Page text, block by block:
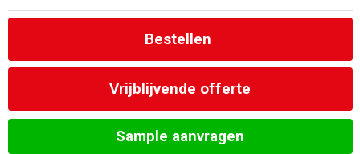
Bestellen
Vrijblijvende offerte
Sample aanvragen